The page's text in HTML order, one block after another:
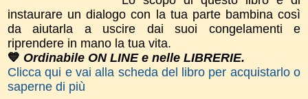
instaurare un dialogo con la tua parte bambina così
da aiutarla a uscire dai suoi congelamenti e
riprendere in mano la tua vita.
💙 Ordinabile ON LINE e nelle LIBRERIE.
Clicca qui e vai alla scheda del libro per acquistarlo o
saperne di più